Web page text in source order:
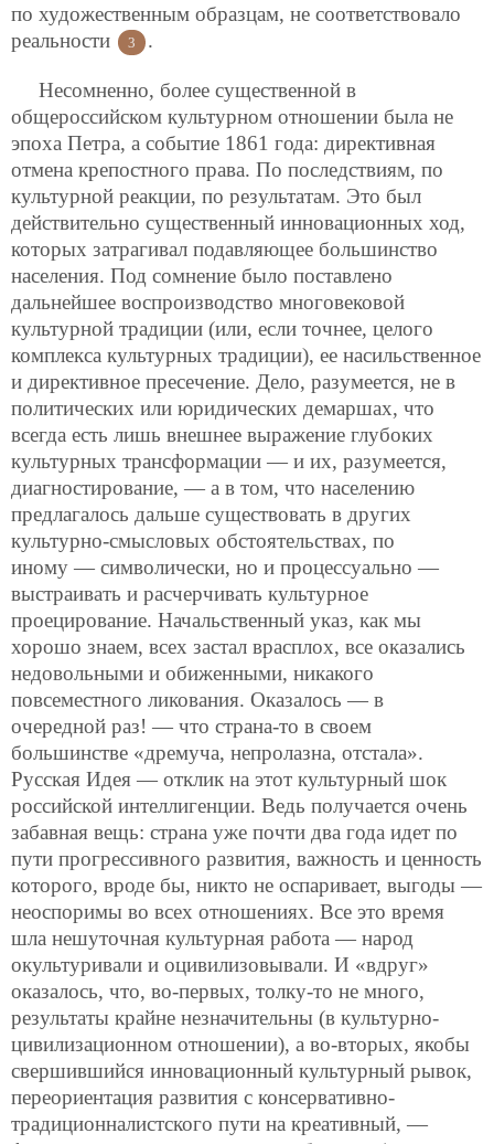
по художественным образцам, не соответствовало
реальности
3 .
Несомненно, более существенной в
общероссийском культурном отношении была не
эпоха Петра, а событие 1861 года: директивная
отмена крепостного права. По последствиям, по
культурной реакции, по результатам. Это был
действительно существенный инновационных ход,
которых затрагивал подавляющее большинство
населения. Под сомнение было поставлено
дальнейшее воспроизводство многовековой
культурной традиции (или, если точнее, целого
комплекса культурных традиции), ее насильственное
и директивное пресечение. Дело, разумеется, не в
политических или юридических демаршах, что
всегда есть лишь внешнее выражение глубоких
культурных трансформации — и их, разумеется,
диагностирование, — а в том, что населению
предлагалось дальше существовать в других
культурно-смысловых обстоятельствах, по
иному — символически, но и процессуально —
выстраивать и расчерчивать культурное
проецирование. Начальственный указ, как мы
хорошо знаем, всех застал врасплох, все оказались
недовольными и обиженными, никакого
повсеместного ликования. Оказалось — в
очередной раз! — что страна-то в своем
большинстве «дремуча, непролазна, отстала».
Русская Идея — отклик на этот культурный шок
российской интеллигенции. Ведь получается очень
забавная вещь: страна уже почти два года идет по
пути прогрессивного развития, важность и ценность
которого, вроде бы, никто не оспаривает, выгоды —
неоспоримы во всех отношениях. Все это время
шла нешуточная культурная работа — народ
окультуривали и оцивилизовывали. И «вдруг»
оказалось, что, во-первых, толку-то не много,
результаты крайне незначительны (в культурно-
цивилизационном отношении), а во-вторых, якобы
свершившийся инновационный культурный рывок,
переориентация развития с консервативно-
традиционналистского пути на креативный, —